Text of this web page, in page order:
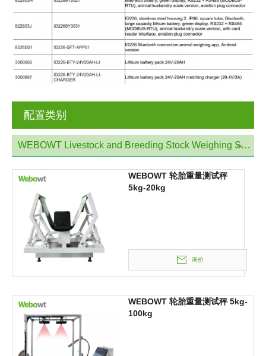
配置类别
WEBOWT Livestock and Breeding Stock Weighing System
WEBOWT 轮胎重量测试秤
5kg-20kg
询价
WEBOWT 轮胎重量测试秤 5kg-
100kg